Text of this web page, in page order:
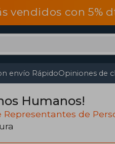
vendidos con 5%
envío RápidoOpiniones de
Humanos!
Representantes de